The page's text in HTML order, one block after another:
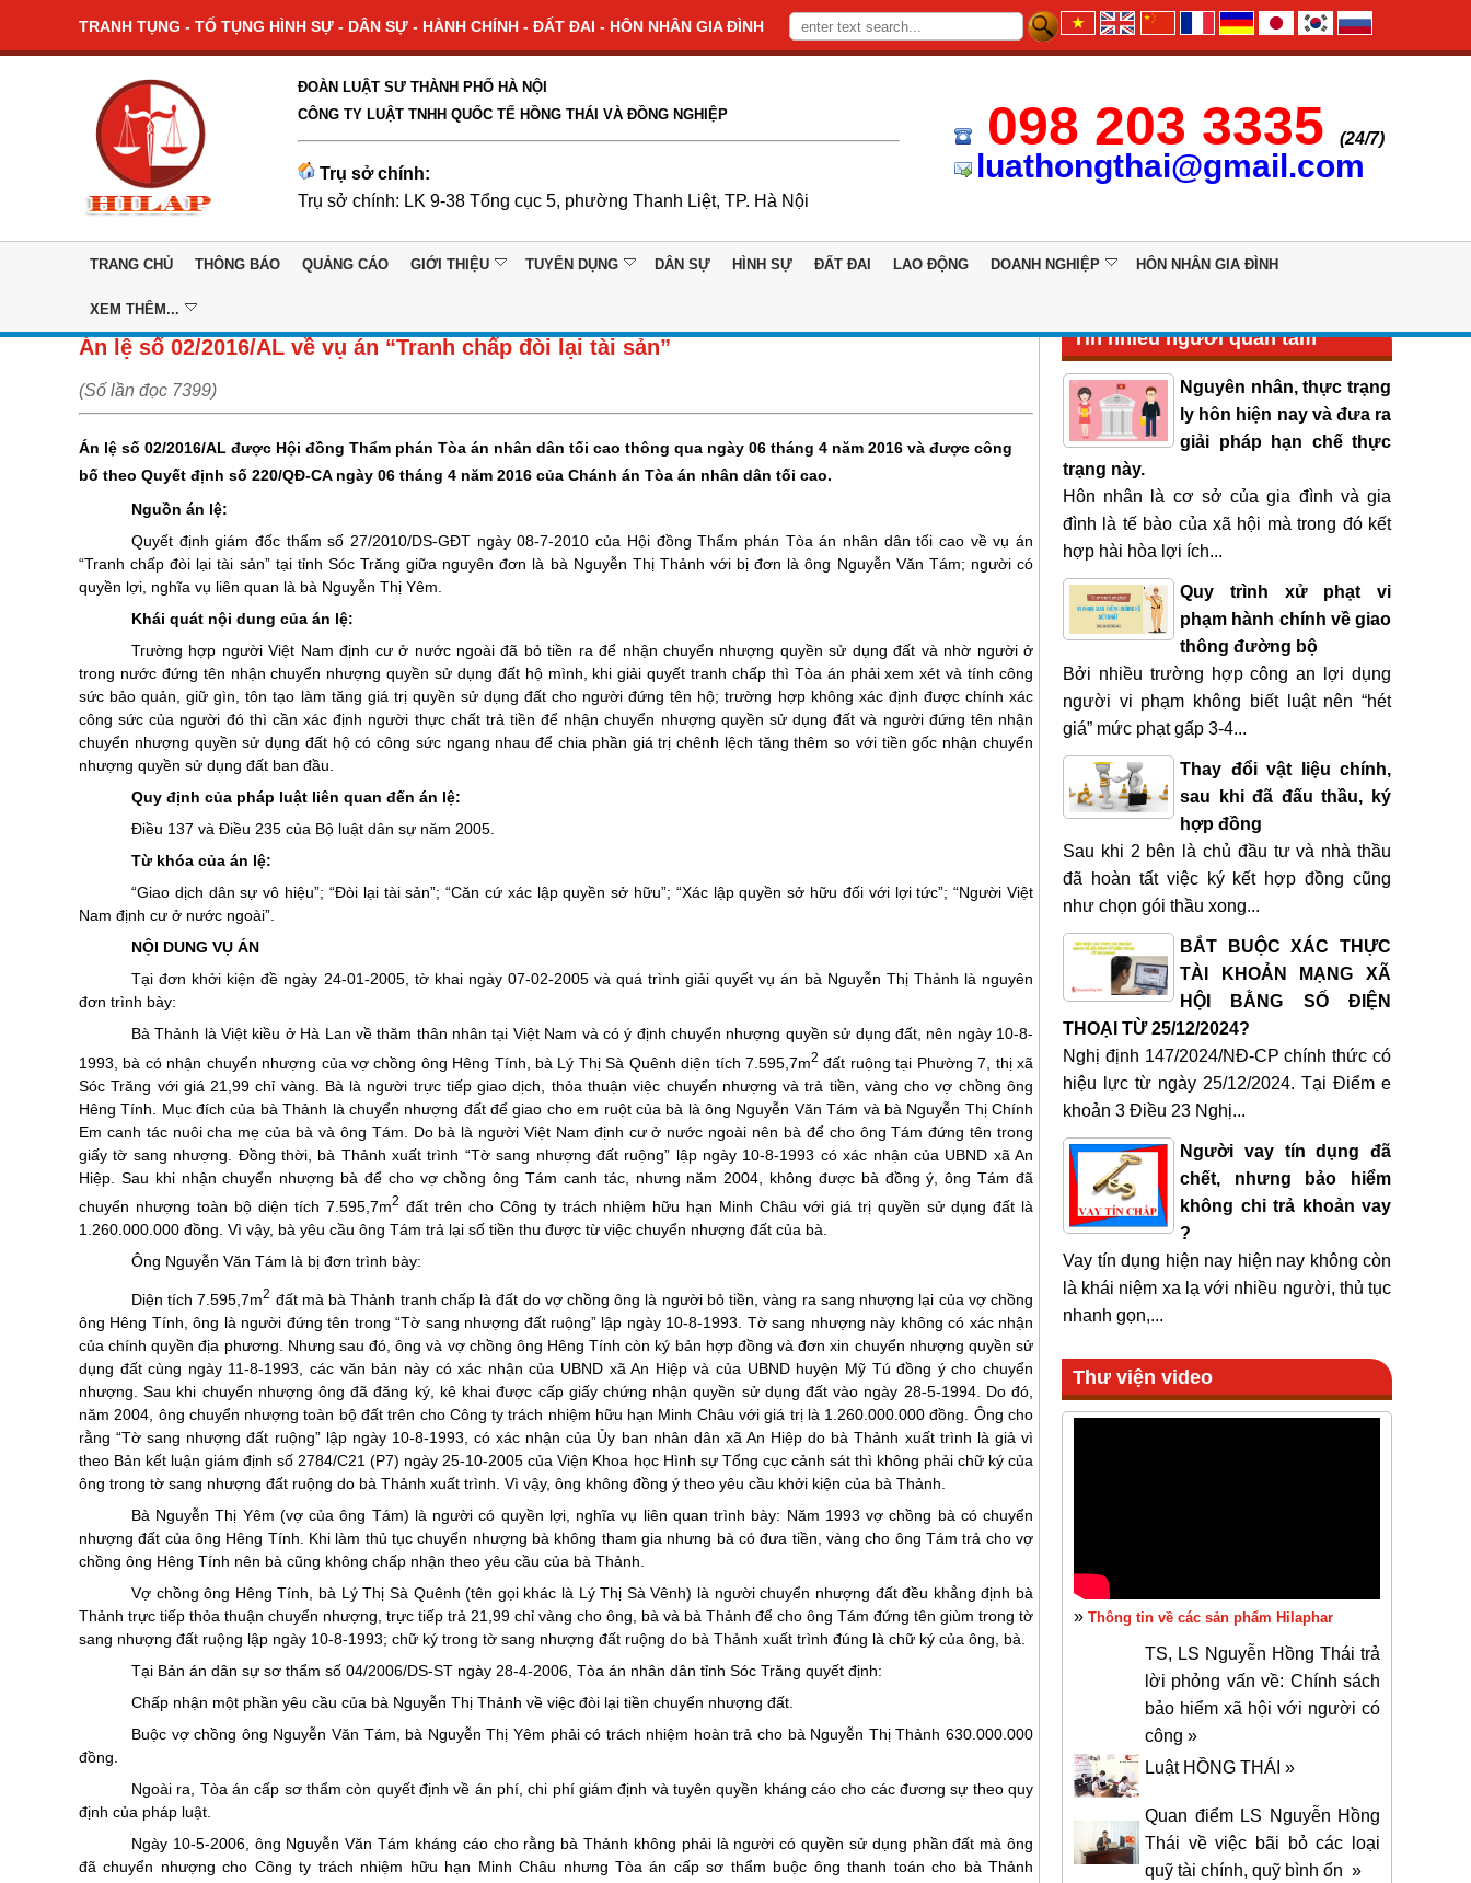
TRANH TỤNG - TỐ TỤNG HÌNH SỰ - DÂN SỰ - HÀNH CHÍNH - ĐẤT ĐAI - HÔN NHÂN GIA ĐÌNH
ĐOÀN LUẬT SƯ THÀNH PHỐ HÀ NỘI
CÔNG TY LUẬT TNHH QUỐC TẾ HỒNG THÁI VÀ ĐỒNG NGHIỆP
Trụ sở chính:
Trụ sở chính: LK 9-38 Tổng cục 5, phường Thanh Liệt, TP. Hà Nội
098 203 3335 (24/7)
luathongthai@gmail.com
TRANG CHỦ THÔNG BÁO QUẢNG CÁO GIỚI THIỆU TUYỂN DỤNG DÂN SỰ HÌNH SỰ ĐẤT ĐAI LAO ĐỘNG DOANH NGHIỆP HÔN NHÂN GIA ĐÌNH
XEM THÊM...
Án lệ số 02/2016/AL về vụ án “Tranh chấp đòi lại tài sản”
(Số lần đọc 7399)
Án lệ số 02/2016/AL được Hội đồng Thẩm phán Tòa án nhân dân tối cao thông qua ngày 06 tháng 4 năm 2016 và được công
bố theo Quyết định số 220/QĐ-CA ngày 06 tháng 4 năm 2016 của Chánh án Tòa án nhân dân tối cao.
Nguồn án lệ:
Quyết định giám đốc thẩm số 27/2010/DS-GĐT ngày 08-7-2010 của Hội đồng Thẩm phán Tòa án nhân dân tối cao về vụ án
“Tranh chấp đòi lại tài sản” tại tỉnh Sóc Trăng giữa nguyên đơn là bà Nguyễn Thị Thảnh với bị đơn là ông Nguyễn Văn Tám; người có
quyền lợi, nghĩa vụ liên quan là bà Nguyễn Thị Yêm.
Khái quát nội dung của án lệ:
Trường hợp người Việt Nam định cư ở nước ngoài đã bỏ tiền ra để nhận chuyển nhượng quyền sử dụng đất và nhờ người ở
trong nước đứng tên nhận chuyển nhượng quyền sử dụng đất hộ mình, khi giải quyết tranh chấp thì Tòa án phải xem xét và tính công
sức bảo quản, giữ gìn, tôn tạo làm tăng giá trị quyền sử dụng đất cho người đứng tên hộ; trường hợp không xác định được chính xác
công sức của người đó thì cần xác định người thực chất trả tiền để nhận chuyển nhượng quyền sử dụng đất và người đứng tên nhận
chuyển nhượng quyền sử dụng đất hộ có công sức ngang nhau để chia phần giá trị chênh lệch tăng thêm so với tiền gốc nhận chuyển
nhượng quyền sử dụng đất ban đầu.
Quy định của pháp luật liên quan đến án lệ:
Điều 137 và Điều 235 của Bộ luật dân sự năm 2005.
Từ khóa của án lệ:
“Giao dịch dân sự vô hiệu”; “Đòi lại tài sản”; “Căn cứ xác lập quyền sở hữu”; “Xác lập quyền sở hữu đối với lợi tức”; “Người Việt
Nam định cư ở nước ngoài”.
NỘI DUNG VỤ ÁN
Tại đơn khởi kiện đề ngày 24-01-2005, tờ khai ngày 07-02-2005 và quá trình giải quyết vụ án bà Nguyễn Thị Thảnh là nguyên
đơn trình bày:
Bà Thảnh là Việt kiều ở Hà Lan về thăm thân nhân tại Việt Nam và có ý định chuyển nhượng quyền sử dụng đất, nên ngày 10-8-
1993, bà có nhận chuyển nhượng của vợ chồng ông Hêng Tính, bà Lý Thị Sà Quênh diện tích 7.595,7m2 đất ruộng tại Phường 7, thị xã
Sóc Trăng với giá 21,99 chỉ vàng. Bà là người trực tiếp giao dịch, thỏa thuận việc chuyển nhượng và trả tiền, vàng cho vợ chồng ông
Hêng Tính. Mục đích của bà Thảnh là chuyển nhượng đất để giao cho em ruột của bà là ông Nguyễn Văn Tám và bà Nguyễn Thị Chính
Em canh tác nuôi cha mẹ của bà và ông Tám. Do bà là người Việt Nam định cư ở nước ngoài nên bà để cho ông Tám đứng tên trong
giấy tờ sang nhượng. Đồng thời, bà Thảnh xuất trình “Tờ sang nhượng đất ruộng” lập ngày 10-8-1993 có xác nhận của UBND xã An
Hiệp. Sau khi nhận chuyển nhượng bà để cho vợ chồng ông Tám canh tác, nhưng năm 2004, không được bà đồng ý, ông Tám đã
chuyển nhượng toàn bộ diện tích 7.595,7m2 đất trên cho Công ty trách nhiệm hữu hạn Minh Châu với giá trị quyền sử dụng đất là
1.260.000.000 đồng. Vì vậy, bà yêu cầu ông Tám trả lại số tiền thu được từ việc chuyển nhượng đất của bà.
Ông Nguyễn Văn Tám là bị đơn trình bày:
Diện tích 7.595,7m2 đất mà bà Thảnh tranh chấp là đất do vợ chồng ông là người bỏ tiền, vàng ra sang nhượng lại của vợ chồng
ông Hêng Tính, ông là người đứng tên trong “Tờ sang nhượng đất ruộng” lập ngày 10-8-1993. Tờ sang nhượng này không có xác nhận
của chính quyền địa phương. Nhưng sau đó, ông và vợ chồng ông Hêng Tính còn ký bản hợp đồng và đơn xin chuyển nhượng quyền sử
dụng đất cùng ngày 11-8-1993, các văn bản này có xác nhận của UBND xã An Hiệp và của UBND huyện Mỹ Tú đồng ý cho chuyển
nhượng. Sau khi chuyển nhượng ông đã đăng ký, kê khai được cấp giấy chứng nhận quyền sử dụng đất vào ngày 28-5-1994. Do đó,
năm 2004, ông chuyển nhượng toàn bộ đất trên cho Công ty trách nhiệm hữu hạn Minh Châu với giá trị là 1.260.000.000 đồng. Ông cho
rằng “Tờ sang nhượng đất ruộng” lập ngày 10-8-1993, có xác nhận của Ủy ban nhân dân xã An Hiệp do bà Thảnh xuất trình là giả vì
theo Bản kết luận giám định số 2784/C21 (P7) ngày 25-10-2005 của Viện Khoa học Hình sự Tổng cục cảnh sát thì không phải chữ ký của
ông trong tờ sang nhượng đất ruộng do bà Thảnh xuất trình. Vì vậy, ông không đồng ý theo yêu cầu khởi kiện của bà Thảnh.
Bà Nguyễn Thị Yêm (vợ của ông Tám) là người có quyền lợi, nghĩa vụ liên quan trình bày: Năm 1993 vợ chồng bà có chuyển
nhượng đất của ông Hêng Tính. Khi làm thủ tục chuyển nhượng bà không tham gia nhưng bà có đưa tiền, vàng cho ông Tám trả cho vợ
chồng ông Hêng Tính nên bà cũng không chấp nhận theo yêu cầu của bà Thảnh.
Vợ chồng ông Hêng Tính, bà Lý Thị Sà Quênh (tên gọi khác là Lý Thị Sà Vênh) là người chuyển nhượng đất đều khẳng định bà
Thảnh trực tiếp thỏa thuận chuyển nhượng, trực tiếp trả 21,99 chỉ vàng cho ông, bà và bà Thảnh để cho ông Tám đứng tên giùm trong tờ
sang nhượng đất ruộng lập ngày 10-8-1993; chữ ký trong tờ sang nhượng đất ruộng do bà Thảnh xuất trình đúng là chữ ký của ông, bà.
Tại Bản án dân sự sơ thẩm số 04/2006/DS-ST ngày 28-4-2006, Tòa án nhân dân tỉnh Sóc Trăng quyết định:
Chấp nhận một phần yêu cầu của bà Nguyễn Thị Thảnh về việc đòi lại tiền chuyển nhượng đất.
Buộc vợ chồng ông Nguyễn Văn Tám, bà Nguyễn Thị Yêm phải có trách nhiệm hoàn trả cho bà Nguyễn Thị Thảnh 630.000.000
đồng.
Ngoài ra, Tòa án cấp sơ thẩm còn quyết định về án phí, chi phí giám định và tuyên quyền kháng cáo cho các đương sự theo quy
định của pháp luật.
Ngày 10-5-2006, ông Nguyễn Văn Tám kháng cáo cho rằng bà Thảnh không phải là người có quyền sử dụng phần đất mà ông
đã chuyển nhượng cho Công ty trách nhiệm hữu hạn Minh Châu nhưng Tòa án cấp sơ thẩm buộc ông thanh toán cho bà Thảnh
Tin nhiều người quan tâm
Nguyên nhân, thực trạng
ly hôn hiện nay và đưa ra
giải pháp hạn chế thực
trạng này.
Hôn nhân là cơ sở của gia đình và gia
đình là tế bào của xã hội mà trong đó kết
hợp hài hòa lợi ích...
Quy trình xử phạt vi
phạm hành chính về giao
thông đường bộ
Bởi nhiều trường hợp công an lợi dụng
người vi phạm không biết luật nên “hét
giá” mức phạt gấp 3-4...
Thay đổi vật liệu chính,
sau khi đã đấu thầu, ký
hợp đồng
Sau khi 2 bên là chủ đầu tư và nhà thầu
đã hoàn tất việc ký kết hợp đồng cũng
như chọn gói thầu xong...
BẮT BUỘC XÁC THỰC
TÀI KHOẢN MẠNG XÃ
HỘI BẰNG SỐ ĐIỆN
THOẠI TỪ 25/12/2024?
Nghị định 147/2024/NĐ-CP chính thức có
hiệu lực từ ngày 25/12/2024. Tại Điểm e
khoản 3 Điều 23 Nghị...
Người vay tín dụng đã
chết, nhưng bảo hiểm
không chi trả khoản vay
?
Vay tín dụng hiện nay hiện nay không còn
là khái niệm xa lạ với nhiều người, thủ tục
nhanh gọn,...
Thư viện video
» Thông tin về các sản phẩm Hilaphar
TS, LS Nguyễn Hồng Thái trả
lời phỏng vấn về: Chính sách
bảo hiểm xã hội với người có
công »
Luật HỒNG THÁI »
Quan điểm LS Nguyễn Hồng
Thái về việc bãi bỏ các loại
quỹ tài chính, quỹ bình ổn »